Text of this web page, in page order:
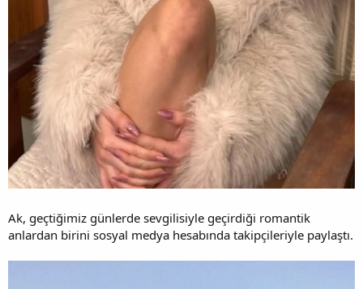
Ak, geçtiğimiz günlerde sevgilisiyle geçirdiği romantik
anlardan birini sosyal medya hesabında takipçileriyle paylaştı.